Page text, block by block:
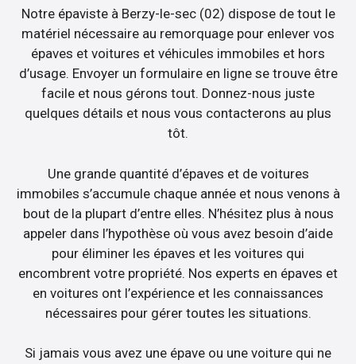
Notre épaviste à Berzy-le-sec (02) dispose de tout le
matériel nécessaire au remorquage pour enlever vos
épaves et voitures et véhicules immobiles et hors
d’usage. Envoyer un formulaire en ligne se trouve être
facile et nous gérons tout. Donnez-nous juste
quelques détails et nous vous contacterons au plus
tôt.
Une grande quantité d’épaves et de voitures
immobiles s’accumule chaque année et nous venons à
bout de la plupart d’entre elles. N’hésitez plus à nous
appeler dans l’hypothèse où vous avez besoin d’aide
pour éliminer les épaves et les voitures qui
encombrent votre propriété. Nos experts en épaves et
en voitures ont l’expérience et les connaissances
nécessaires pour gérer toutes les situations.
Si jamais vous avez une épave ou une voiture qui ne